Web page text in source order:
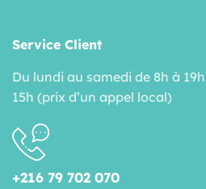
Service Client
Du lundi au samedi de 8h à
15h (prix d’un appel local)
+216 79 702 070